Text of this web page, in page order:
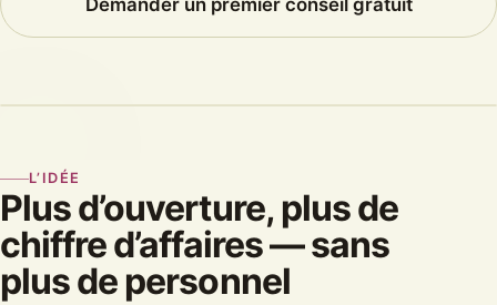
L’IDÉE
Plus d’ouverture, plus de
chiffre d’affaires — sans
plus de personnel